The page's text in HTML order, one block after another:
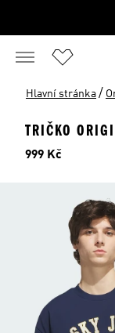
Hlavní stránka /
TRIČKO
Cena
999 Kč